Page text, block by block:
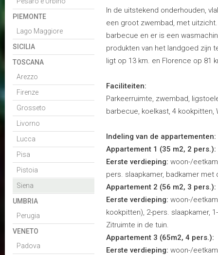
PIEMONTE
Lago Maggiore
SICILIA
TOSCANA
Arezzo
Firenze
Grosseto
Livorno
Lucca
Pisa
Pistoia
Siena
UMBRIA
Perugia
VENETO
Padova
In de uitstekend onderhouden,
een groot zwembad, met
barbecue en er is een
produkten van het landgoed zijn
ligt op 13 km. en Florence op 81
Faciliteiten:
Parkeerruimte, zwembad,
barbecue, koelkast, 4 kookpitten,
Indeling van de appartementen:
Appartement 1 (35 m2, 2 pers.):
Eerste verdieping: woon-/
pers. slaapkamer, badkamer
Appartement 2 (56 m2, 3 pers.):
Eerste verdieping: woon-/
kookpitten), 2-pers. slaapkamer,
Zitruimte in de tuin.
Appartement 3 (65m2, 4 pers.):
Eerste verdieping: woon-/